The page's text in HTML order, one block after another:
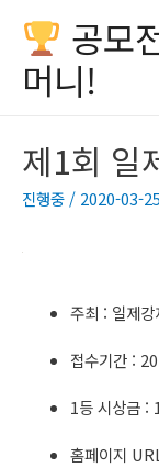
공모
머니!
제1회 일
진행중 / 2020-03-25
주최 : 일제
접수기간 :
1등 시상금 :
홈페이지